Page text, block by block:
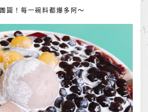
圓！每一碗料都爆多阿～